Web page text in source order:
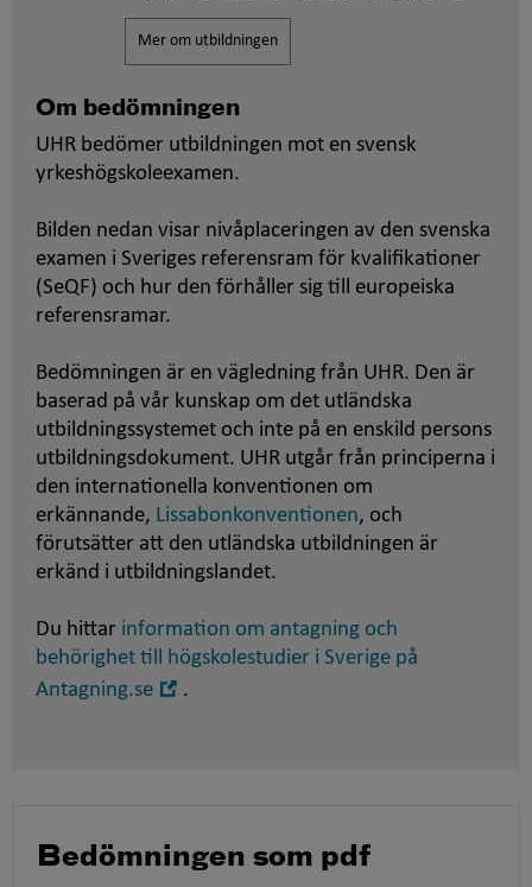
Mer om utbildningen
Om bedömningen
UHR bedömer utbildningen mot en svensk
yrkeshögskoleexamen.
Bilden nedan visar nivåplaceringen av den svenska
examen i Sveriges referensram för kvalifikationer
(SeQF) och hur den förhåller sig till europeiska
referensramar.
Bedömningen är en vägledning från UHR. Den är
baserad på vår kunskap om det utländska
utbildningssystemet och inte på en enskild persons
utbildningsdokument. UHR utgår från principerna i
den internationella konventionen om
erkännande, Lissabonkonventionen, och
förutsätter att den utländska utbildningen är
erkänd i utbildningslandet.
Du hittar information om antagning och
behörighet till högskolestudier i Sverige på
Antagning.se
.
Bedömningen som pdf